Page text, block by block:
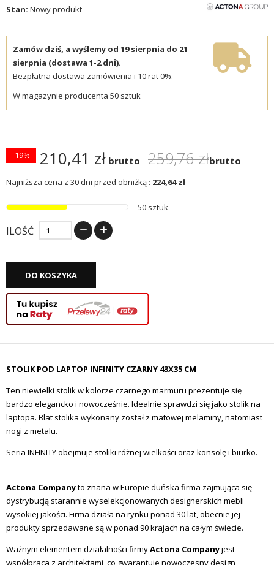
Stan: Nowy produkt
Zamów dziś, a wyślemy od 19 sierpnia do 21
sierpnia (dostawa 1-2 dni).
Bezpłatna dostawa zamówienia i 10 rat 0%.
W magazynie producenta 50 sztuk
210,41 zł brutto 259,76 złbrutto
-19%
Najniższa cena z 30 dni przed obniżką : 224,64 zł
50 sztuk
ILOŚĆ
DO KOSZYKA
STOLIK POD LAPTOP INFINITY CZARNY 43X35 CM
Ten niewielki stolik w kolorze czarnego marmuru prezentuje się
bardzo elegancko i nowocześnie. Idealnie sprawdzi się jako stolik na
laptopa. Blat stolika wykonany został z matowej melaminy, natomiast
nogi z metalu.
Seria INFINITY obejmuje stoliki różnej wielkości oraz konsolę i biurko.
Actona Companyto znana w Europie duńska firma zajmująca się
dystrybucją starannie wyselekcjonowanych designerskich mebli
wysokiej jakości. Firma działa na rynku ponad 30 lat, obecnie jej
produkty sprzedawane są w ponad 90 krajach na całym świecie.
Ważnym elementem działalności firmyActona Companyjest
współpraca z architektami, co gwarantuje nowoczesny design